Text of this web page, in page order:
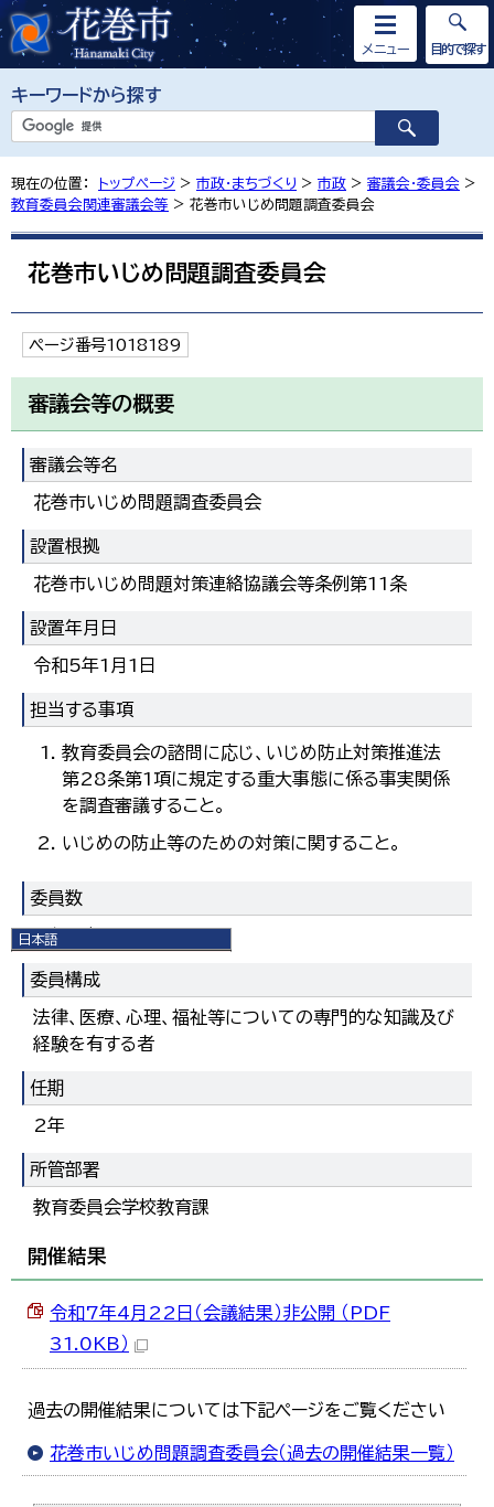
キーワードから探す
メニュー
日本語
日本語
English
简体中文
繁體中文
目的で探す
現在の位置： トップページ > 市政・まちづくり > 市政 > 審議会・委員会 >
教育委員会関連審議会等 > 花巻市いじめ問題調査委員会
花巻市いじめ問題調査委員会
ページ番号1018189
審議会等の概要
審議会等名
花巻市いじめ問題調査委員会
設置根拠
花巻市いじめ問題対策連絡協議会等条例第11条
設置年月日
令和5年1月1日
担当する事項
教育委員会の諮問に応じ、いじめ防止対策推進法
第28条第1項に規定する重大事態に係る事実関係
を調査審議すること。
いじめの防止等のための対策に関すること。
委員数
6人以内
委員構成
法律、医療、心理、福祉等についての専門的な知識及び
経験を有する者
任期
2年
所管部署
教育委員会学校教育課
開催結果
令和7年4月22日（会議結果）非公開 （PDF
31.0KB）
過去の開催結果については下記ページをご覧ください
花巻市いじめ問題調査委員会（過去の開催結果一覧）